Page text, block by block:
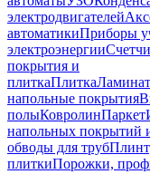
электродвигателей
автоматикиПриборы
электроэнергии
покрытия и
плиткаПлиткаЛаминат
напольные покрытия
полыКовролинПаркет
напольных покрытий
обводы для труб
плиткиПорожки,